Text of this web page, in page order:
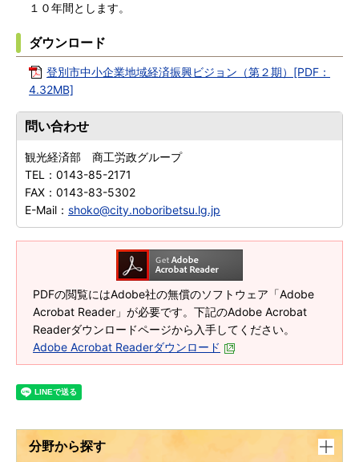
１０年間とします。
ダウンロード
登別市中小企業地域経済振興ビジョン（第２期）[PDF：
4.32MB]
問い合わせ
観光経済部 商工労政グループ
TEL： 0143-85-2171
FAX： 0143-83-5302
E-Mail： shoko@city.noboribetsu.lg.jp
PDFの閲覧にはAdobe社の無償のソフトウェア「Adobe
Acrobat Reader」が必要です。下記のAdobe Acrobat
Readerダウンロードページから入手してください。
Adobe Acrobat Readerダウンロード
分野から探す